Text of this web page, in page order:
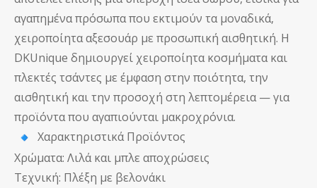
αγαπημένα πρόσωπα που εκτιμούν τα μοναδικά,
χειροποίητα αξεσουάρ με προσωπική αισθητική. Η
DKUnique δημιουργεί χειροποίητα κοσμήματα και
πλεκτές τσάντες με έμφαση στην ποιότητα, την
αισθητική και την προσοχή στη λεπτομέρεια — για
προϊόντα που αγαπιούνται μακροχρόνια.
Χαρακτηριστικά Προϊόντος
Χρώματα: Λιλά και μπλε αποχρώσεις
Τεχνική: Πλέξη με βελονάκι